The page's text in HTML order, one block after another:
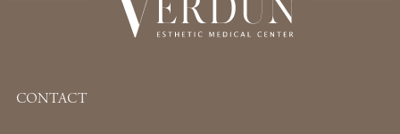
CONTACT